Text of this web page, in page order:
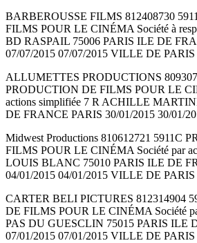
BARBEROUSSE FILMS 812408730
FILMS POUR LE CINÉMA Société à
BD RASPAIL 75006 PARIS ILE DE
07/07/2015 07/07/2015 VILLE DE PARIS
ALLUMETTES PRODUCTIONS
PRODUCTION DE FILMS POUR LE
actions simplifiée 7 R ACHILLE
DE FRANCE PARIS 30/01/2015 30/01/
Midwest Productions 810612721 5911C
FILMS POUR LE CINÉMA Société par
LOUIS BLANC 75010 PARIS ILE DE
04/01/2015 04/01/2015 VILLE DE PARIS
CARTER BELI PICTURES 812314904
DE FILMS POUR LE CINÉMA Société
PAS DU GUESCLIN 75015 PARIS ILE
07/01/2015 07/01/2015 VILLE DE PARIS